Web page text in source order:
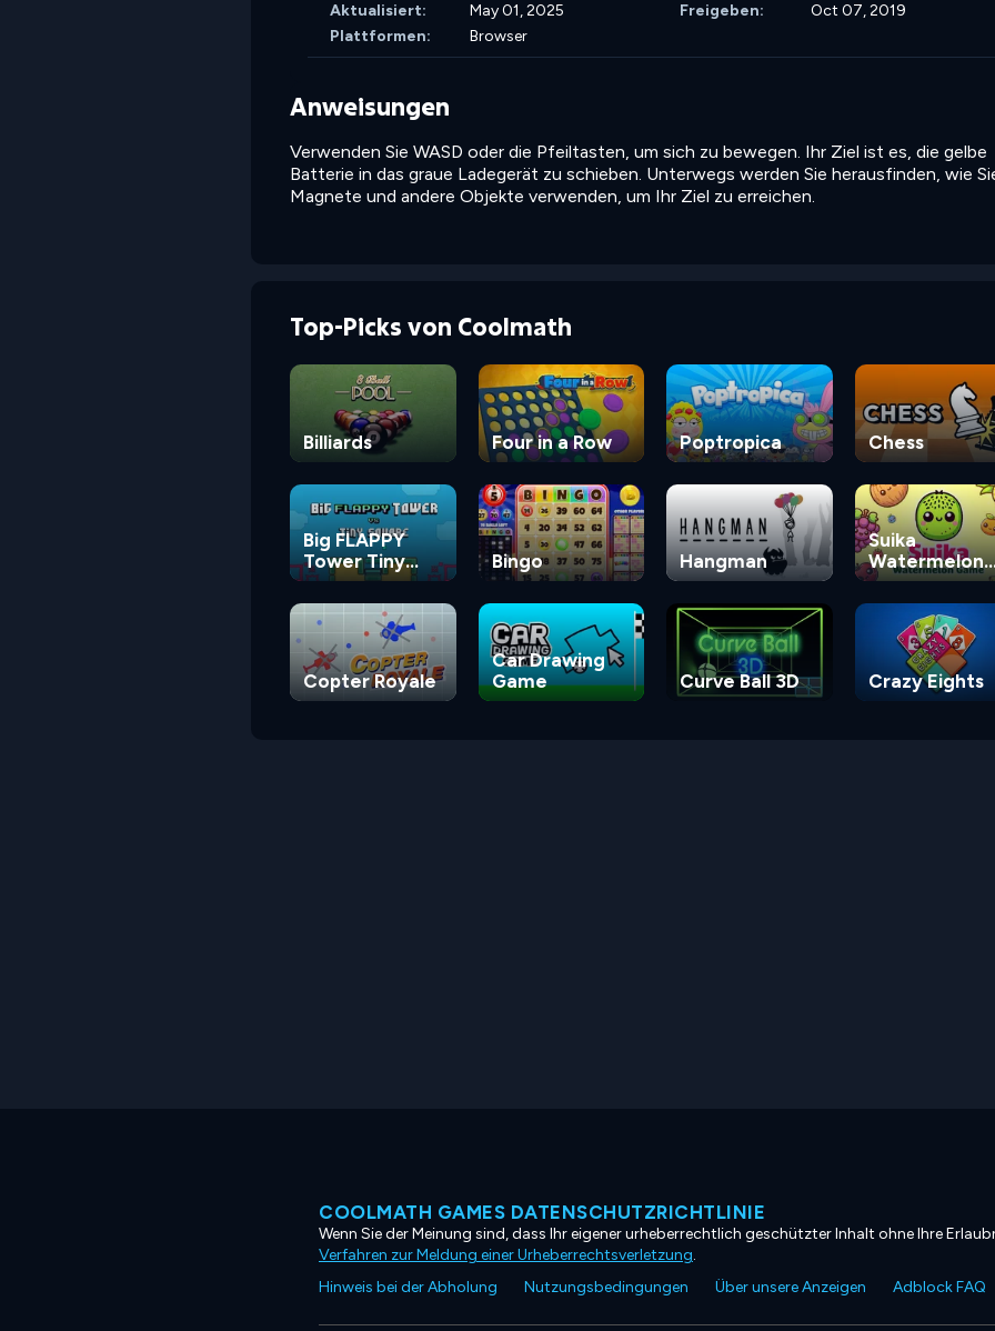
Aktualisiert:
May 01, 2025 Freigeben:
Oct 07, 2019
Plattformen:
Browser
Anweisungen
Verwenden Sie WASD oder die Pfeiltasten, um sich zu bewegen. Ihr Ziel ist es, die gelbe
Batterie in das graue Ladegerät zu schieben. Unterwegs werden Sie herausfinden, wie
Magnete und andere Objekte verwenden, um Ihr Ziel zu erreichen.
Top-Picks von Coolmath
Billiards Four in a Row Poptropica Chess
Big FLAPPY
Tower Tiny
Square
Bingo Hangman
Suika
Watermelon
Game
Copter Royale
Car Drawing
Game
Curve Ball 3D Crazy Eights
COOLMATH GAMES DATENSCHUTZRICHTLINIE
Wenn Sie der Meinung sind, dass Ihr eigener urheberrechtlich geschützter Inhalt ohne Ihre
Verfahren zur Meldung einer Urheberrechtsverletzung.
Hinweis bei der Abholung
Nutzungsbedingungen Über unsere Anzeigen Adblock FAQ